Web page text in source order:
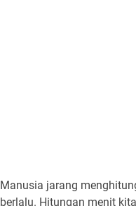
Manusia jarang
berlalu. Hitungan menit